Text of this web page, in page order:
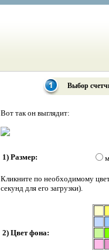
Выбор
Вот так он выглядит:
1) Размер:
Кликните по необходимому
секунд для его загрузки).
2) Цвет фона: